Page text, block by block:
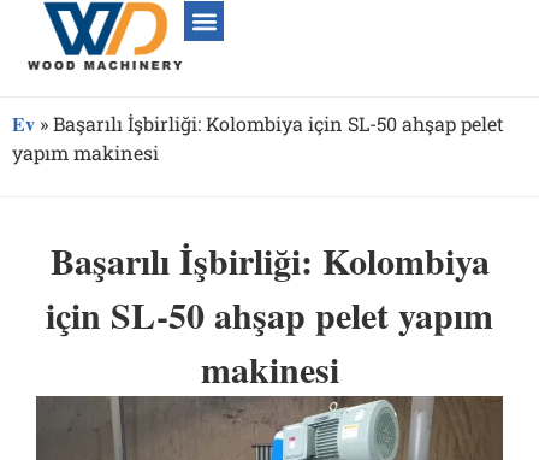
Ev »Başarılı İşbirliği: Kolombiya için SL-50 ahşap pelet
yapım makinesi
Başarılı İşbirliği: Kolombiya
için SL-50 ahşap pelet yapım
makinesi